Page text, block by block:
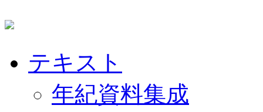
テキスト
年紀資料集成